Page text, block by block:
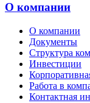
О компании
О компании
Документы
Структура
Инвестиции
Работа в
Контактная